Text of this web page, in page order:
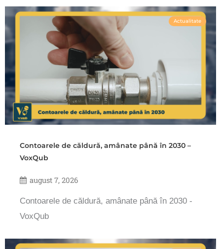
Actualitate
Contoarele de căldură, amânate până în 2030 –
VoxQub
august 7, 2026
Contoarele de căldură, amânate până în 2030 -
VoxQub